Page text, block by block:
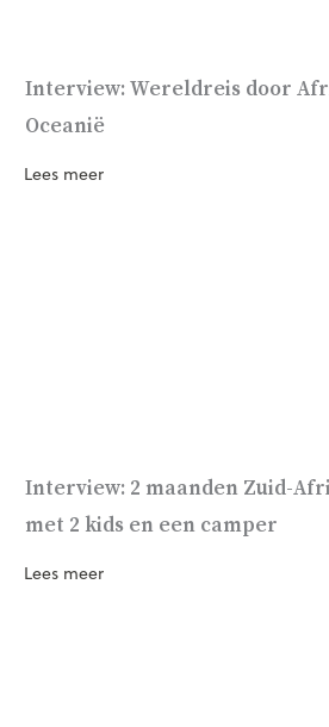
Interview: Wereldreis door
Oceanië
Lees meer
Interview: 2 maanden Zuid-
met 2 kids en een camper
Lees meer